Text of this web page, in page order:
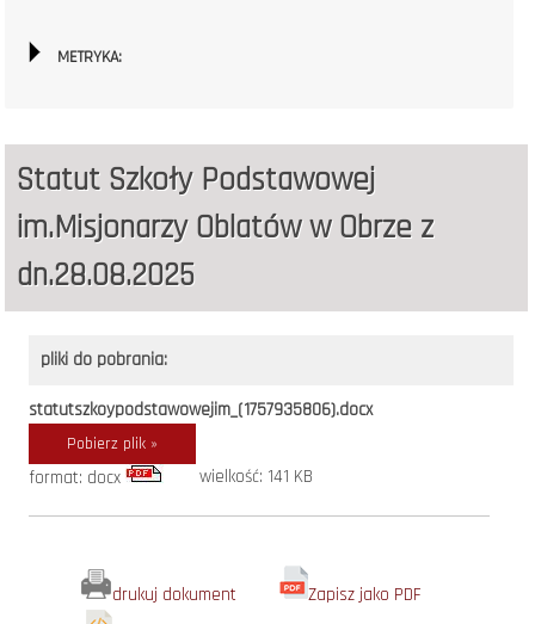
METRYKA:
Statut Szkoły Podstawowej
im.Misjonarzy Oblatów w Obrze z
dn.28.08.2025
pliki do pobrania:
statutszkoypodstawowejim_(1757935806).docx
Pobierz plik »
format: docx wielkość: 141 KB
drukuj dokument
Zapisz jako PDF